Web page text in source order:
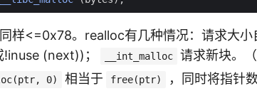
样<=0x78。realloc有几种情况：请求大小
(next))；
__int_malloc
请求新块。
0) 相当于 free(ptr) ，同时将指针